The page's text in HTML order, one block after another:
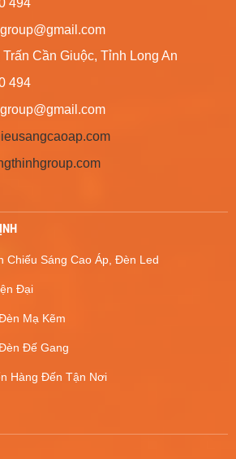
Trấn Cần Giuộc, Tỉnh Long An
494
Chiếu Sáng Cao Áp, Đèn Led
Đại
Mạ Kẽm
Đế Gang
Hàng Đến Tận Nơi